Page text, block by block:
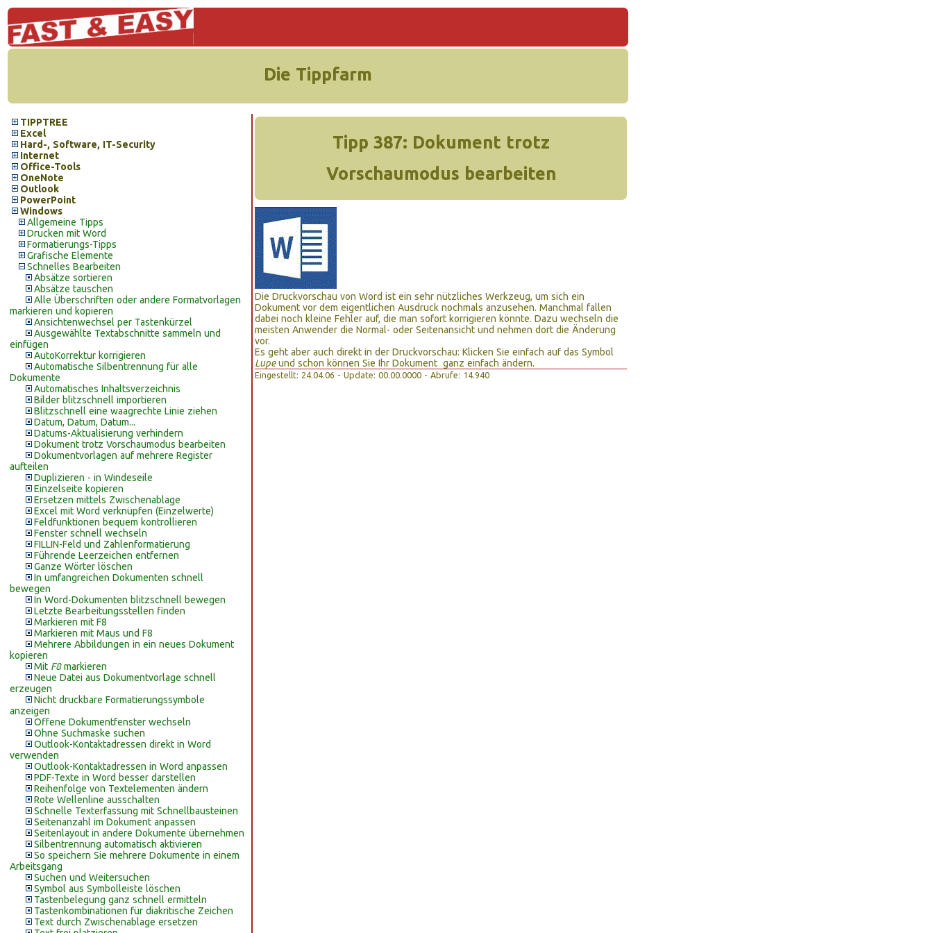
Die Tippfarm
TIPPTREE
Excel
Hard-, Software, IT-Security
Internet
Office-Tools
OneNote
Outlook
PowerPoint
Windows
Allgemeine Tipps
Drucken mit Word
Formatierungs-Tipps
Grafische Elemente
Schnelles Bearbeiten
Absätze sortieren
Absätze tauschen
Alle Überschriften oder andere Formatvorlagen
markieren und kopieren
Ansichtenwechsel per Tastenkürzel
Ausgewählte Textabschnitte sammeln und
einfügen
AutoKorrektur korrigieren
Automatische Silbentrennung für alle
Dokumente
Automatisches Inhaltsverzeichnis
Bilder blitzschnell importieren
Blitzschnell eine waagrechte Linie ziehen
Datum, Datum, Datum...
Datums-Aktualisierung verhindern
Dokument trotz Vorschaumodus bearbeiten
Dokumentvorlagen auf mehrere Register
aufteilen
Duplizieren - in Windeseile
Einzelseite kopieren
Ersetzen mittels Zwischenablage
Excel mit Word verknüpfen (Einzelwerte)
Feldfunktionen bequem kontrollieren
Fenster schnell wechseln
FILLIN-Feld und Zahlenformatierung
Führende Leerzeichen entfernen
Ganze Wörter löschen
In umfangreichen Dokumenten schnell
bewegen
In Word-Dokumenten blitzschnell bewegen
Letzte Bearbeitungsstellen finden
Markieren mit F8
Markieren mit Maus und F8
Mehrere Abbildungen in ein neues Dokument
kopieren
Mit F8markieren
Neue Datei aus Dokumentvorlage schnell
erzeugen
Nicht druckbare Formatierungssymbole
anzeigen
Offene Dokumentfenster wechseln
Ohne Suchmaske suchen
Outlook-Kontaktadressen direkt in Word
verwenden
Outlook-Kontaktadressen in Word anpassen
PDF-Texte in Word besser darstellen
Reihenfolge von Textelementen ändern
Rote Wellenline ausschalten
Schnelle Texterfassung mit Schnellbausteinen
Seitenanzahl im Dokument anpassen
Seitenlayout in andere Dokumente übernehmen
Silbentrennung automatisch aktivieren
So speichern Sie mehrere Dokumente in einem
Arbeitsgang
Suchen und Weitersuchen
Symbol aus Symbolleiste löschen
Tastenbelegung ganz schnell ermitteln
Tastenkombinationen für diakritische Zeichen
Text durch Zwischenablage ersetzen
Tipp 387: Dokument trotz
Vorschaumodus bearbeiten
Die Druckvorschau von Word ist ein sehr nützliches Werkzeug, um sich ein
Dokument vor dem eigentlichen Ausdruck nochmals anzusehen. Manchmal fallen
dabei noch kleine Fehler auf, die man sofort korrigieren könnte. Dazu wechseln die
meisten Anwender die Normal- oder Seitenansicht und nehmen dort die Änderung
vor.
Es geht aber auch direkt in der Druckvorschau: Klicken Sie einfach auf das Symbol
Lupeund schon können Sie Ihr Dokument ganz einfach ändern.
Eingestellt: 24.04.06 - Update: 00.00.0000 - Abrufe: 14.940